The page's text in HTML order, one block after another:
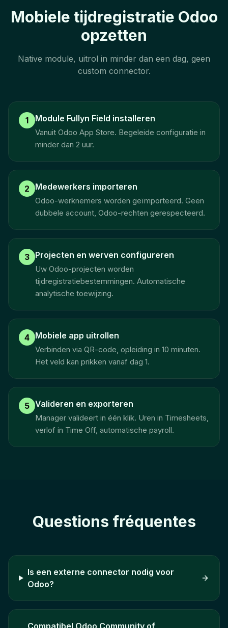
Mobiele tijdregistratie Odoo
opzetten
Native module, uitrol in minder dan een dag, geen
custom connector.
1 Module Fullyn Field installeren
Vanuit Odoo App Store. Begeleide configuratie in
minder dan 2 uur.
2 Medewerkers importeren
Odoo-werknemers worden geïmporteerd. Geen
dubbele account, Odoo-rechten gerespecteerd.
3 Projecten en werven configureren
Uw Odoo-projecten worden
tijdregistratiebestemmingen. Automatische
analytische toewijzing.
4 Mobiele app uitrollen
Verbinden via QR-code, opleiding in 10 minuten.
Het veld kan prikken vanaf dag 1.
5 Valideren en exporteren
Manager valideert in één klik. Uren in Timesheets,
verlof in Time Off, automatische payroll.
Questions fréquentes
Is een externe connector nodig voor
Odoo?
Compatibel Odoo Community of